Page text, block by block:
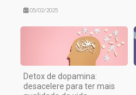
05/02/2025
Detox de dopamina:
desacelere para ter mais